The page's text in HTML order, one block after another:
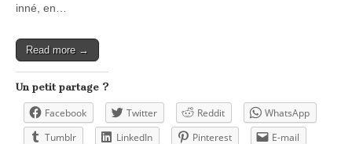
inné, en…
Read more →
Un petit partage ?
Facebook Twitter Reddit
WhatsApp
Tumblr
LinkedIn Pinterest
E-mail